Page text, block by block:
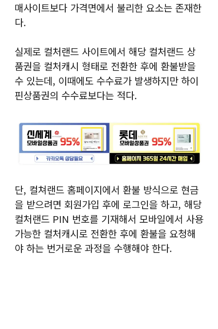
매사이트보다 가격면에서 불리한 요소는 존재한
다.
실제로 컬처랜드 사이트에서 해당 컬처랜드 상
품권을 컬처캐시 형태로 전환한 후에 환불받을
수 있는데, 이때에도 수수료가 발생하지만 하이
핀상품권의 수수료보다는 적다.
단, 컬쳐랜드 홈페이지에서 환불 방식으로 현금
을 받으려면 회원가입 후에 로그인을 하고, 해당
컬처랜드 PIN 번호를 기재해서 모바일에서 사용
가능한 컬처캐시로 전환한 후에 환불을 요청해
야 하는 번거로운 과정을 수행해야 한다.